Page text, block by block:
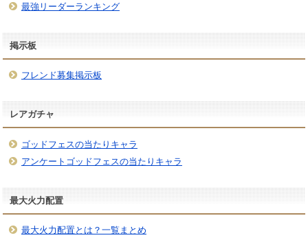
最強リーダーランキング
掲示板
フレンド募集掲示板
レアガチャ
ゴッドフェスの当たりキャラ
アンケートゴッドフェスの当たりキャラ
最大火力配置
最大火力配置とは？一覧まとめ